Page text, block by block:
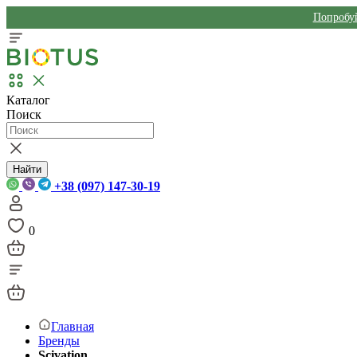
Каталог
Поиск
Найти
+38 (097) 147-30-19
0
Главная
Бренды